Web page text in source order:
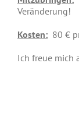
Veränderung!
Kosten: 80 €
Ich freue mich